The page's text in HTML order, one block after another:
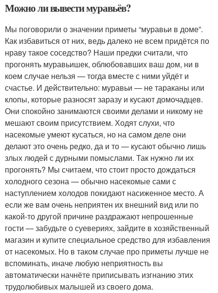
Можно ли вывести муравьёв?
Мы поговорили о значении приметы “муравьи в доме”.
Как избавиться от них, ведь далеко не всем придётся по
нраву такое соседство? Наши предки считали, что
прогонять муравьишек, облюбовавших ваш дом, ни в
коем случае нельзя — тогда вместе с ними уйдёт и
счастье. И действительно: муравьи — не тараканы или
клопы, которые разносят заразу и кусают домочадцев.
Они спокойно занимаются своими делами и никому не
мешают своим присутствием. Ходят слухи, что
насекомые умеют кусаться, но на самом деле они
делают это очень редко, да и то — кусают обычно лишь
злых людей с дурными помыслами. Так нужно ли их
прогонять? Мы считаем, что стоит просто дождаться
холодного сезона — обычно насекомые сами с
наступлением холодов покидают насиженное место. А
если же вам очень неприятен их внешний вид или по
какой-то другой причине раздражают непрошенные
гости — забудьте о суевериях, зайдите в хозяйственный
магазин и купите специальное средство для избавления
от насекомых. Но в таком случае про приметы лучше не
вспоминать, иначе любую неприятность вы
автоматически начнёте приписывать изгнанию этих
трудолюбивых малышей из своего дома.